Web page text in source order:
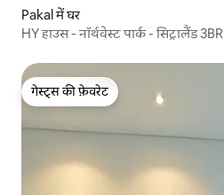
Pakal में घर
HY हाउस - नॉर्थवेस्ट पार्क - सिट्रालैंड 3BR
गेस्ट्स की फ़ेवरेट
गेस्ट्स की फ़ेवरेट